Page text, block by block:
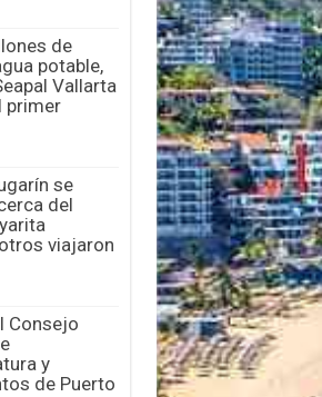
de
potable,
Vallarta
primer
se
del
viajaron
Consejo
y
de Puerto